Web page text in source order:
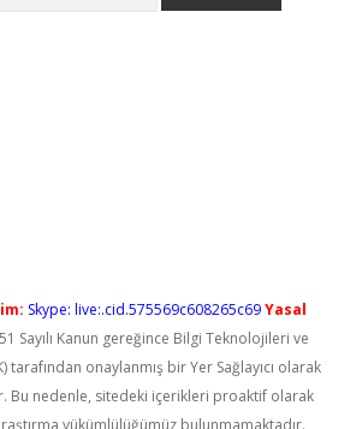
Skype: live:.cid.575569c608265c69Yasal
Sayılı Kanun gereğince Bilgi Teknolojileri ve
tarafından onaylanmış bir Yer Sağlayıcı olarak
Bu nedenle, sitedeki içerikleri proaktif olarak
yükümlülüğümüz bulunmamaktadır.